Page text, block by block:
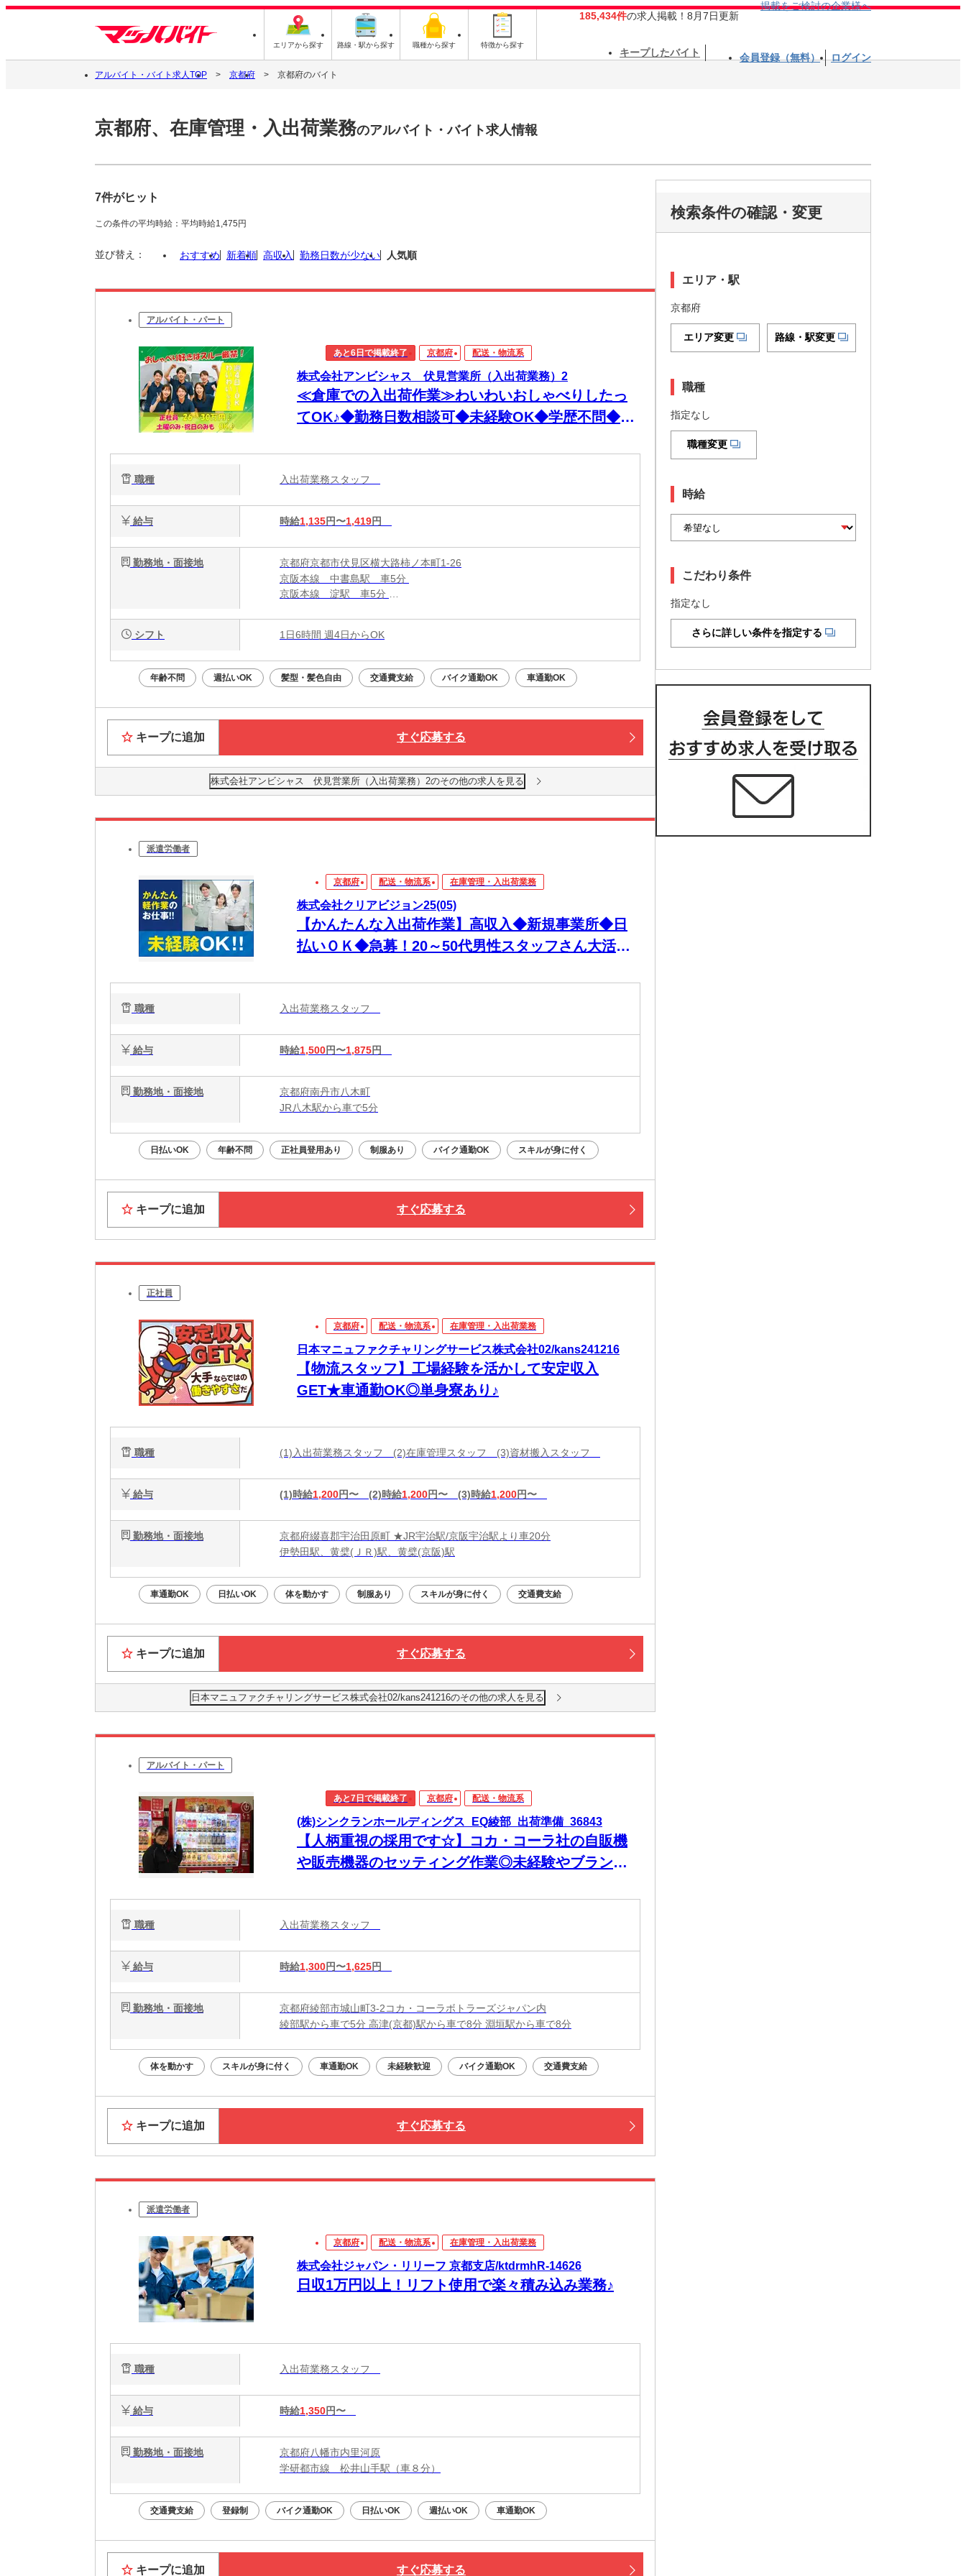
エリアから探す 路線・駅から探す 職種から探す 特徴から探す
185,434件の求人掲載！8月7日更新
掲載をご検討の企業様へ
キープしたバイト 会員登録（無料） ログイン
アルバイト・バイト求人TOP 京都府 京都府のバイト
京都府、在庫管理・入出荷業務のアルバイト・バイト求人情報
7件がヒット
この条件の平均時給：平均時給1,475円
並び替え： おすすめ 新着順 高収入 勤務日数が少ない 人気順
アルバイト・パート
あと6日で掲載終了 京都府 配送・物流系
株式会社アンビシャス 伏見営業所（入出荷業務）2
≪倉庫での入出荷作業≫わいわいおしゃべりしたっ
てOK♪◆勤務日数相談可◆未経験OK◆学歴不問◆即
職種 入出荷業務スタッフ
給与 時給1,135円〜1,419円
勤務地・面接地
京都府京都市伏見区横大路柿ノ本町1‐26
京阪本線 中書島駅 車5分
京阪本線 淀駅 車5分
シフト 1日6時間 週4日からOK
年齢不問 週払いOK 髪型・髪色自由 交通費支給 バイク通勤OK 車通勤OK
キープに追加 すぐ応募する
株式会社アンビシャス 伏見営業所（入出荷業務）2のその他の求人を見る
派遣労働者
京都府 配送・物流系 在庫管理・入出荷業務
株式会社クリアビジョン25(05)
【かんたんな入出荷作業】高収入◆新規事業所◆日
払いＯＫ◆急募！20～50代男性スタッフさん大活躍
職種 入出荷業務スタッフ
給与 時給1,500円〜1,875円
勤務地・面接地
京都府南丹市八木町
JR八木駅から車で5分
日払いOK 年齢不問 正社員登用あり 制服あり バイク通勤OK スキルが身に付く
キープに追加 すぐ応募する
正社員
京都府 配送・物流系 在庫管理・入出荷業務
日本マニュファクチャリングサービス株式会社02/kans241216
【物流スタッフ】工場経験を活かして安定収入
GET★車通勤OK◎単身寮あり♪
職種 (1)入出荷業務スタッフ (2)在庫管理スタッフ (3)資材搬入スタッフ
給与 (1)時給1,200円〜 (2)時給1,200円〜 (3)時給1,200円〜
勤務地・面接地
京都府綴喜郡宇治田原町 ★JR宇治駅/京阪宇治駅より車20分
伊勢田駅、黄檗(ＪＲ)駅、黄檗(京阪)駅
車通勤OK 日払いOK 体を動かす 制服あり スキルが身に付く 交通費支給
キープに追加 すぐ応募する
日本マニュファクチャリングサービス株式会社02/kans241216のその他の求人を見る
アルバイト・パート
あと7日で掲載終了 京都府 配送・物流系
(株)シンクランホールディングス_EQ綾部_出荷準備_36843
【人柄重視の採用です☆】コカ・コーラ社の自販機
や販売機器のセッティング作業◎未経験やブランク
職種 入出荷業務スタッフ
給与 時給1,300円〜1,625円
勤務地・面接地
京都府綾部市城山町3-2コカ・コーラボトラーズジャパン内
綾部駅から車で5分 高津(京都)駅から車で8分 淵垣駅から車で8分
体を動かす スキルが身に付く 車通勤OK 未経験歓迎 バイク通勤OK 交通費支給
キープに追加 すぐ応募する
派遣労働者
京都府 配送・物流系 在庫管理・入出荷業務
株式会社ジャパン・リリーフ 京都支店/ktdrmhR-14626
日収1万円以上！リフト使用で楽々積み込み業務♪
職種 入出荷業務スタッフ
給与 時給1,350円〜
勤務地・面接地
京都府八幡市内里河原
学研都市線 松井山手駅（車８分）
交通費支給 登録制 バイク通勤OK 日払いOK 週払いOK 車通勤OK
キープに追加 すぐ応募する
検索条件の確認・変更
エリア・駅
京都府
エリア変更 路線・駅変更
職種
指定なし
職種変更
時給
こだわり条件
指定なし
さらに詳しい条件を指定する